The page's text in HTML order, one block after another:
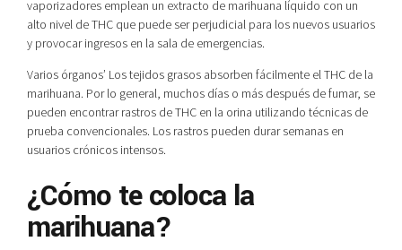
vaporizadores emplean un extracto de marihuana líquido con un
alto nivel de THC que puede ser perjudicial para los nuevos usuarios
y provocar ingresos en la sala de emergencias.
Varios órganos’ Los tejidos grasos absorben fácilmente el THC de la
marihuana. Por lo general, muchos días o más después de fumar, se
pueden encontrar rastros de THC en la orina utilizando técnicas de
prueba convencionales. Los rastros pueden durar semanas en
usuarios crónicos intensos.
¿Cómo te coloca la
marihuana?